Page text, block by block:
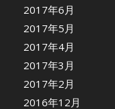
2017年6月
2017年5月
2017年4月
2017年3月
2017年2月
2016年12月